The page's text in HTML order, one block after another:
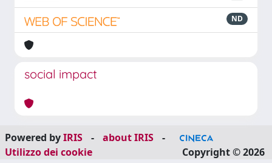
ND
social impact
Powered byIRIS - about IRIS
-
Utilizzo dei cookie
Copyright © 2026